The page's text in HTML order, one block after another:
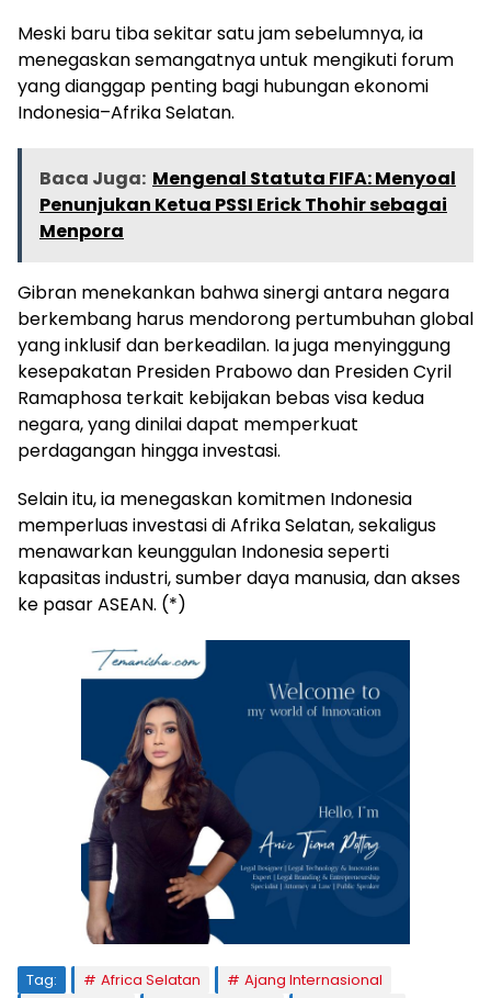
Meski baru tiba sekitar satu jam sebelumnya, ia
menegaskan semangatnya untuk mengikuti forum
yang dianggap penting bagi hubungan ekonomi
Indonesia–Afrika Selatan.
Baca Juga: Mengenal Statuta FIFA: Menyoal
Penunjukan Ketua PSSI Erick Thohir sebagai
Menpora
Gibran menekankan bahwa sinergi antara negara
berkembang harus mendorong pertumbuhan global
yang inklusif dan berkeadilan. Ia juga menyinggung
kesepakatan Presiden Prabowo dan Presiden Cyril
Ramaphosa terkait kebijakan bebas visa kedua
negara, yang dinilai dapat memperkuat
perdagangan hingga investasi.
Selain itu, ia menegaskan komitmen Indonesia
memperluas investasi di Afrika Selatan, sekaligus
menawarkan keunggulan Indonesia seperti
kapasitas industri, sumber daya manusia, dan akses
ke pasar ASEAN. (*)
Tag: Africa Selatan
Ajang Internasional